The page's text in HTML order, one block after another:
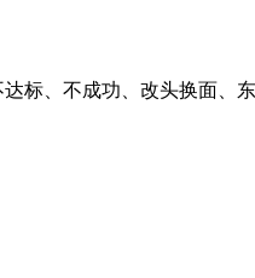
标、不成功、改头换面、